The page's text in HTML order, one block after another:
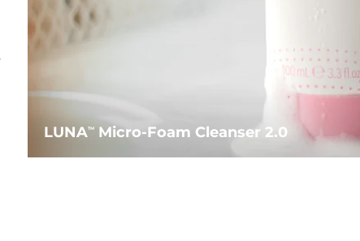
LUNATMMicro-Foam Cleanser 2.0